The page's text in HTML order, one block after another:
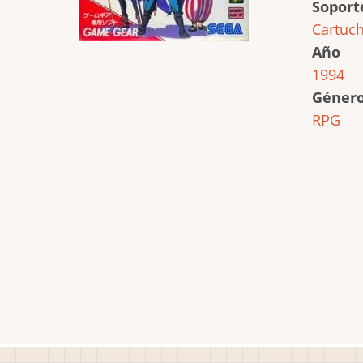
Año
1994
RPG